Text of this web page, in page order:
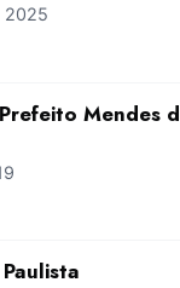
2025
Mendes